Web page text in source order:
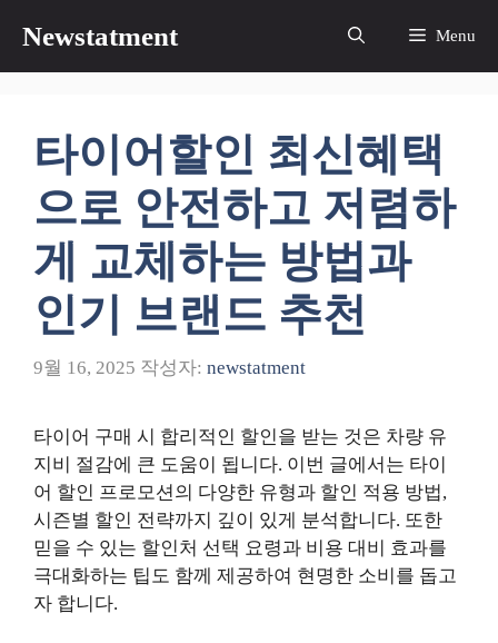
츠
Newstatment Menu
타이어할인 최신혜택
으로 안전하고 저렴하
게 교체하는 방법과
인기 브랜드 추천
9월 16, 2025 작성자: newstatment
타이어 구매 시 합리적인 할인을 받는 것은 차량 유
지비 절감에 큰 도움이 됩니다. 이번 글에서는 타이
어 할인 프로모션의 다양한 유형과 할인 적용 방법,
시즌별 할인 전략까지 깊이 있게 분석합니다. 또한
믿을 수 있는 할인처 선택 요령과 비용 대비 효과를
극대화하는 팁도 함께 제공하여 현명한 소비를 돕고
자 합니다.